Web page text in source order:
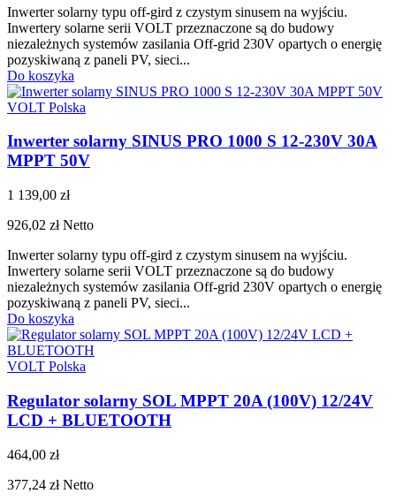
Inwerter solarny typu off-gird z czystym sinusem na wyjściu.
Inwertery solarne serii VOLT przeznaczone są do budowy
niezależnych systemów zasilania Off-grid 230V opartych o energię
pozyskiwaną z paneli PV, sieci...
Do koszyka
VOLT Polska
Inwerter solarny SINUS PRO 1000 S 12-230V 30A
MPPT 50V
1 139,00 zł
926,02 złNetto
Inwerter solarny typu off-gird z czystym sinusem na wyjściu.
Inwertery solarne serii VOLT przeznaczone są do budowy
niezależnych systemów zasilania Off-grid 230V opartych o energię
pozyskiwaną z paneli PV, sieci...
Do koszyka
VOLT Polska
Regulator solarny SOL MPPT 20A (100V) 12/24V
LCD + BLUETOOTH
464,00 zł
377,24 złNetto